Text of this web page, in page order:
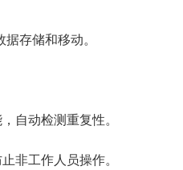
存储和移动。
动检测重复性。
工作人员操作。